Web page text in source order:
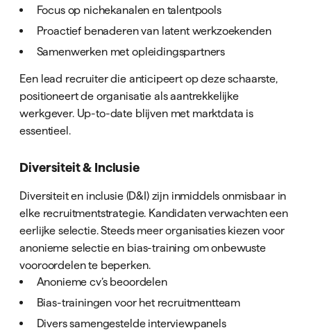
Focus op nichekanalen en talentpools
Proactief benaderen van latent werkzoekenden
Samenwerken met opleidingspartners
Een lead recruiter die anticipeert op deze schaarste,
positioneert de organisatie als aantrekkelijke
werkgever. Up-to-date blijven met marktdata is
essentieel.
Diversiteit & Inclusie
Diversiteit en inclusie (D&I) zijn inmiddels onmisbaar in
elke recruitmentstrategie. Kandidaten verwachten een
eerlijke selectie. Steeds meer organisaties kiezen voor
anonieme selectie en bias-training om onbewuste
vooroordelen te beperken.
Anonieme cv’s beoordelen
Bias-trainingen voor het recruitmentteam
Divers samengestelde interviewpanels